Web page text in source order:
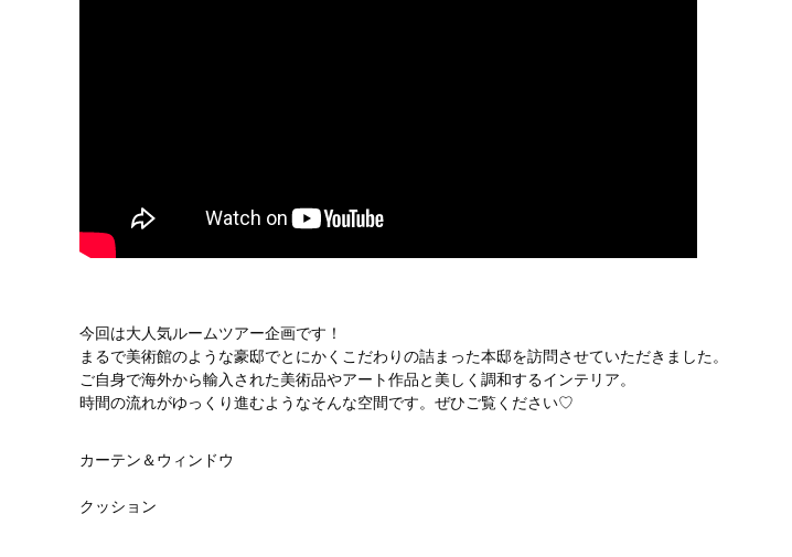
今回は大人気ルームツアー企画です！
まるで美術館のような豪邸でとにかくこだわりの詰まった本邸を訪問させていただきました。
ご自身で海外から輸入された美術品やアート作品と美しく調和するインテリア。
時間の流れがゆっくり進むようなそんな空間です。ぜひご覧ください♡
カーテン＆ウィンドウ
クッション